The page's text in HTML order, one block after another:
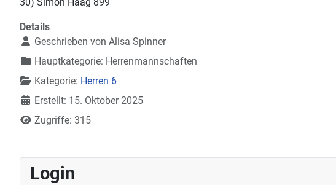
30) Simon Haag 899
Details
Geschrieben von Alisa Spinner
Hauptkategorie: Herrenmannschaften
Kategorie: Herren 6
Erstellt: 15. Oktober 2025
Zugriffe: 315
Login